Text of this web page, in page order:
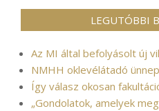
LEGUTÓBBI
Az MI által befolyásolt új
NMHH oklevélátadó
Így válasz okosan
„Gondolatok, amelyek